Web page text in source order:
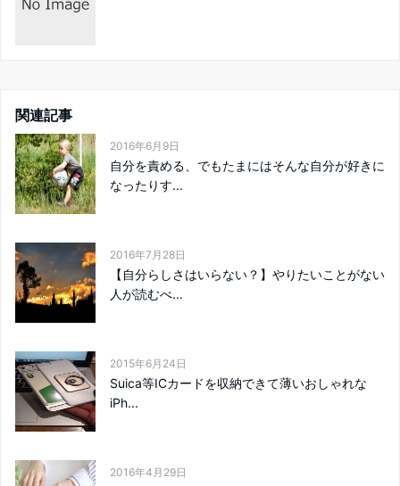
関連記事
2016年6月9日
自分を責める、でもたまにはそんな自分が好きに
なったりす...
2016年7月28日
【自分らしさはいらない？】やりたいことがない
人が読むべ...
2015年6月24日
Suica等ICカードを収納できて薄いおしゃれな
iPh...
2016年4月29日